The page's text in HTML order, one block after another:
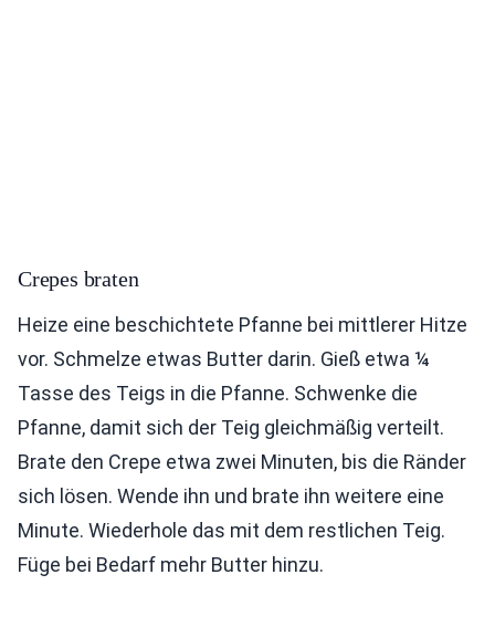
Crepes braten
Heize eine beschichtete Pfanne bei mittlerer Hitze
vor. Schmelze etwas Butter darin. Gieß etwa ¼
Tasse des Teigs in die Pfanne. Schwenke die
Pfanne, damit sich der Teig gleichmäßig verteilt.
Brate den Crepe etwa zwei Minuten, bis die Ränder
sich lösen. Wende ihn und brate ihn weitere eine
Minute. Wiederhole das mit dem restlichen Teig.
Füge bei Bedarf mehr Butter hinzu.